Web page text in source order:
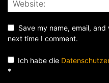
Save my name, email,
next time I comment.
Ich habe die
*